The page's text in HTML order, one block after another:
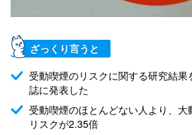
ざっくり言うと
受動喫煙のリスクに関する研究結
誌に発表した
受動喫煙のほとんどない人より、大
リスクが2.35倍